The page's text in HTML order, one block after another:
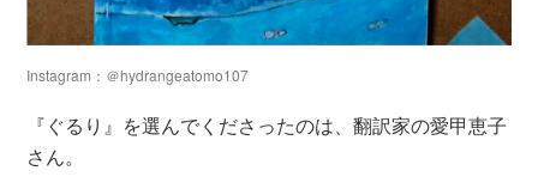
Instagram：＠hydrangeatomo107
『ぐるり』を選んでくださったのは、翻訳家の愛甲恵子
さん。